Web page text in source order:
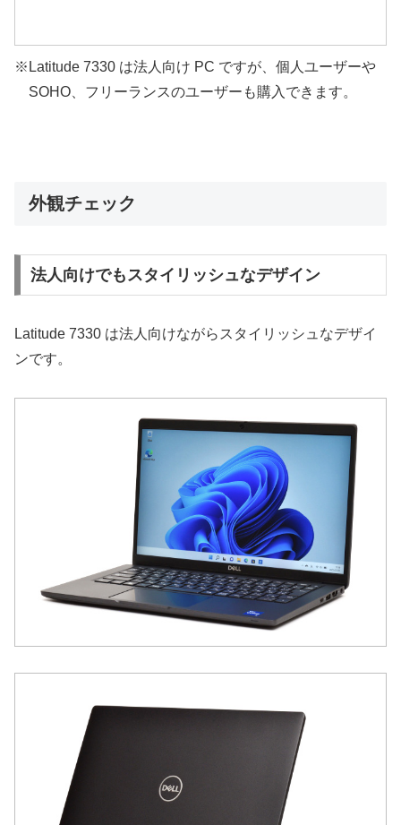
※Latitude 7330 は法人向け PC ですが、個人ユーザーや
SOHO、フリーランスのユーザーも購入できます。
外観チェック
法人向けでもスタイリッシュなデザイン
Latitude 7330 は法人向けながらスタイリッシュなデザイ
ンです。